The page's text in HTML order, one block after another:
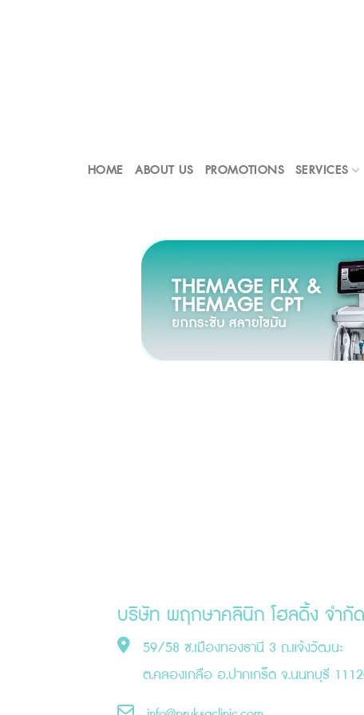
HOME ABOUT US PROMOTIONS SERVICES
บริษัท พฤกษาคลินิก โฮลดิ้ง จำกัด
59/58 ซ.เมืองทองธานี 3 ถ.แจ้งวัฒนะ
ต.คลองเกลือ อ.ปากเกร็ด จ.นนทบุรี